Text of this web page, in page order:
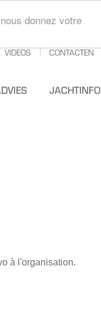
donnez votre
JACHTINFO
VIDEOS CONTACTEN
à l'organisation.